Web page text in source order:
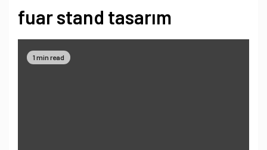
fuar stand tasarım
1 min read